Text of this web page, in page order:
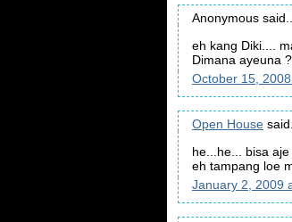
Anonymous said...
eh kang Diki....
Dimana ayeuna
October 15,
Open House
he...he... bisa aje
eh tampang loe
January 2, 2009